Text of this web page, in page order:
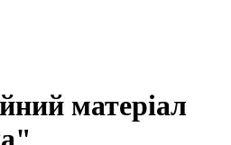
матеріал